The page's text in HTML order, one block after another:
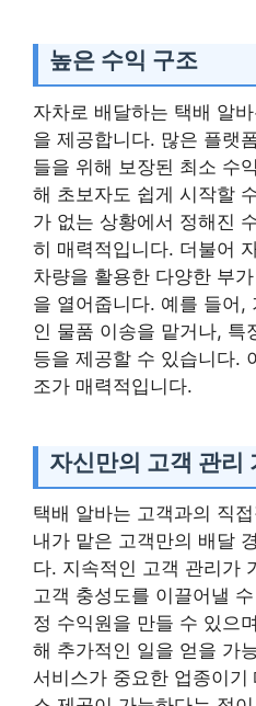
높은 수익 구조
자차로 배달하는 택배 알
을 제공합니다. 많은 플랫
들을 위해 보장된 최소 수
해 초보자도 쉽게 시작할
가 없는 상황에서 정해진
히 매력적입니다. 더불어
차량을 활용한 다양한 부
을 열어줍니다. 예를 들어,
인 물품 이송을 맡거나, 특
등을 제공할 수 있습니다.
조가 매력적입니다.
자신만의 고객 관리
택배 알바는 고객과의 직
내가 맡은 고객만의 배달
다. 지속적인 고객 관리가
고객 충성도를 이끌어낼
정 수익원을 만들 수 있으
해 추가적인 일을 얻을 가
서비스가 중요한 업종이기